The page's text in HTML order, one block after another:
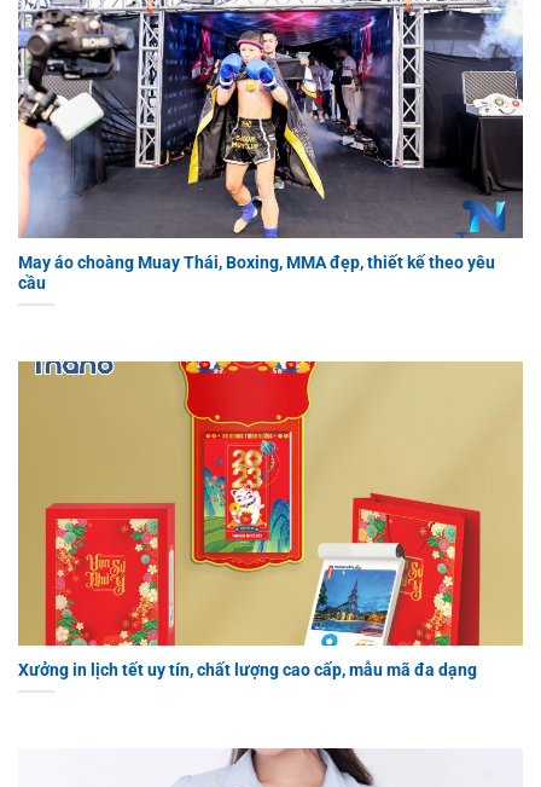
May áo choàng Muay Thái, Boxing, MMA đẹp, thiết kế theo yêu
cầu
Xưởng in lịch tết uy tín, chất lượng cao cấp, mẫu mã đa dạng